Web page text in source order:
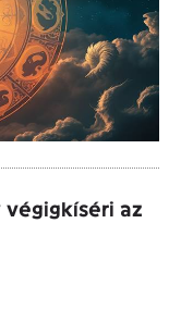
végigkíséri az